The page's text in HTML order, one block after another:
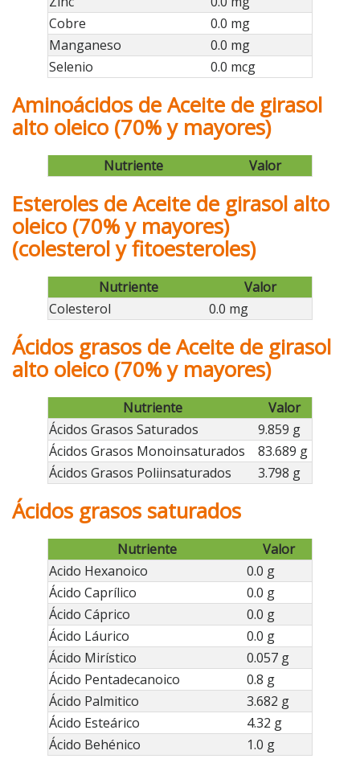
Cobre
0.0 mg
Manganeso
0.0 mg
Selenio
0.0 mcg
Aminoácidos de Aceite de girasol
alto oleico (70% y mayores)
Nutriente Valor
Esteroles de Aceite de girasol alto
oleico (70% y mayores)
(colesterol y fitoesteroles)
Nutriente
Valor
Colesterol
0.0 mg
Ácidos grasos de Aceite de girasol
alto oleico (70% y mayores)
Nutriente
Valor
Ácidos Grasos Saturados
9.859 g
Ácidos Grasos Monoinsaturados
83.689 g
Ácidos Grasos Poliinsaturados
3.798 g
Ácidos grasos saturados
Nutriente
Valor
Acido Hexanoico
0.0 g
Ácido Caprílico
0.0 g
Ácido Cáprico
0.0 g
Ácido Láurico
0.0 g
Ácido Mirístico
0.057 g
Ácido Pentadecanoico
0.8 g
Ácido Palmitico
3.682 g
Ácido Esteárico
4.32 g
Ácido Behénico
1.0 g